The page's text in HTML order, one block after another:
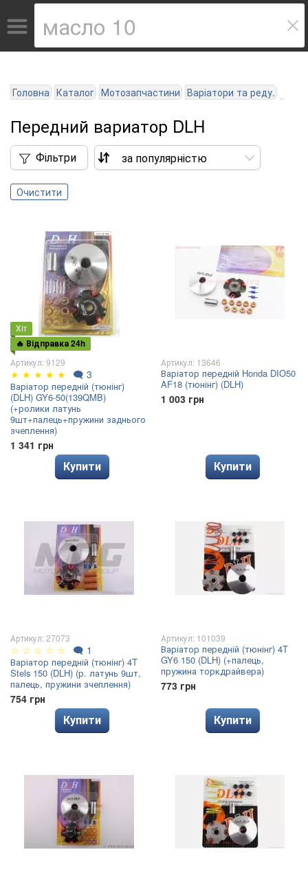
Головна Каталог Мотозапчастини Варіатори та реду.
Передний вариатор DLH
Фільтри
Очистити
Хіт
🔥 Відправка 24h
Артикул: 9129
★ ★ ★ ★ ★ 🗨 3
Варіатор передній (тюнінг)
(DLH) GY6-50(139QMB)
(+ролики латунь
9шт+палець+пружини заднього
зчеплення)
1 341 грн
Купити
Артикул: 13646
Варіатор передній Honda DIO50
AF18 (тюнінг) (DLH)
1 003 грн
Купити
Артикул: 27073
☆ ☆ ☆ ☆ ☆ 🗨 1
Варіатор передній (тюнінг) 4T
Stels 150 (DLH) (р. латунь 9шт,
палець, пружини зчеплення)
754 грн
Купити
Артикул: 101039
Варіатор передній (тюнінг) 4T
GY6 150 (DLH) (+палець,
пружина торкдрайвера)
773 грн
Купити